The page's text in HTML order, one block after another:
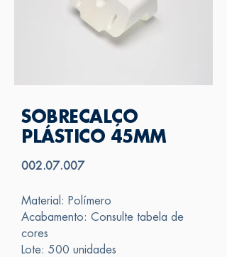
SOBRECALÇO
PLÁSTICO 45MM
002.07.007
Material: Polímero
Acabamento: Consulte tabela de
cores
Lote: 500 unidades